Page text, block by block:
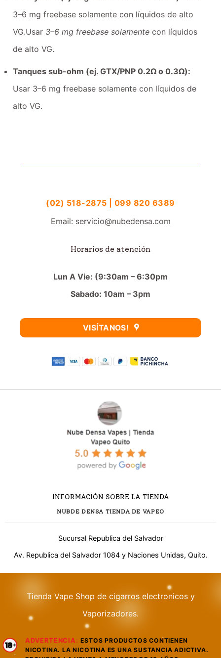
3–6 mg freebase solamente con líquidos de alto
VG.Usar 3–6 mg freebase solamentecon líquidos
de alto VG.
Tanques sub-ohm (ej. GTX/PNP 0.2Ω o 0.3Ω):
Usar 3–6 mg freebase solamente con líquidos de
alto VG.
INFORMACIÓN SOBRE LA TIENDA
NUBDE DENSA TIENDA DE VAPEO
Sucursal Republica del Salvador
Av. Republica del Salvador 1084 y Naciones Unidas, Quito.
(02) 518-2875 | 099 820 6389
Email: servicio@nubedensa.com
Horarios de atención
Lun A Vie: (9:30am – 6:30pm
Sabado: 10am – 3pm
VISÍTANOS!
Tienda Vape Shop de cigarros electronicos y
Vaporizadores.
ADVERTENCIA : ESTOS PRODUCTOS CONTIENEN
NICOTINA. LA NICOTINA ES UNA SUSTANCIA ADICTIVA.
Llamar